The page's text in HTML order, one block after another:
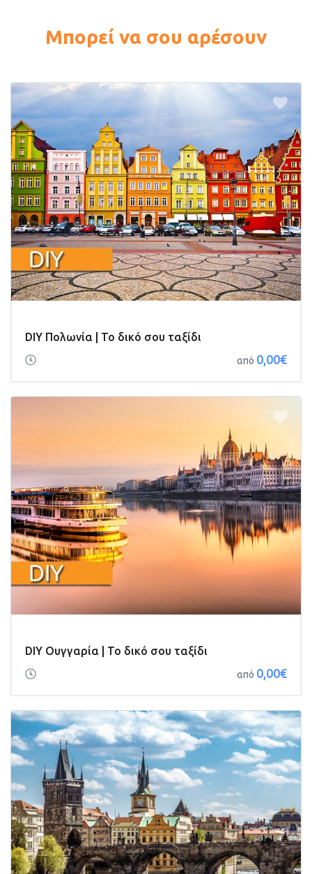
Μπορεί να σου αρέσουν
DIY Πολωνία | Το δικό σου ταξίδι
από 0,00€
DIY Ουγγαρία | Το δικό σου ταξίδι
από 0,00€